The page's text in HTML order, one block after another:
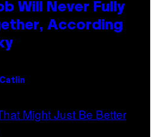
Will Never Fully
According